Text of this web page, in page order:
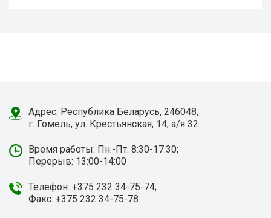
Адрес: Республика Беларусь, 246048,
г. Гомель, ул. Крестьянская, 14, а/я 32
Время работы: Пн.-Пт. 8:30-17:30;
Перерыв: 13:00-14:00
Телефон: +375 232 34-75-74;
Факс: +375 232 34-75-78